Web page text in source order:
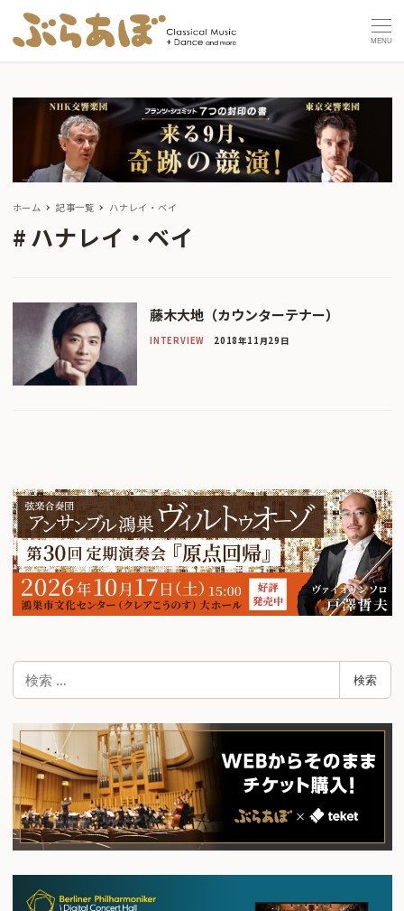
MENU
ホーム 記事一覧 ハナレイ・ベイ
ハナレイ・ベイ
藤木大地（カウンターテナー）
INTERVIEW 2018年11月29日
検
索
検索